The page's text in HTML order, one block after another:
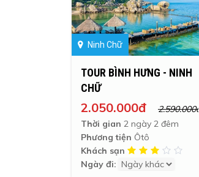
Ninh Chữ
TOUR BÌNH HƯNG - NINH
CHỮ
2.050.000đ
2.590.000đ
Thời gian 2 ngày 2 đêm
Phương tiện Ôtô
Khách sạn
Ngày đi: